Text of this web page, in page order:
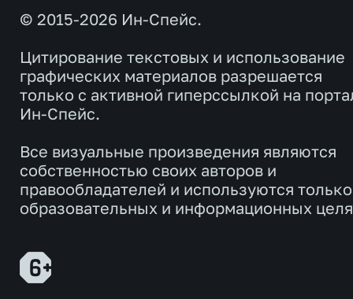
© 2015-2026 Ин-Спейс.
Цитирование текстовых и использование
графических материалов разрешается
только с активной гиперссылкой на
Ин-Спейс.
Все визуальные произведения являются
собственностью своих авторов и
правообладателей и используются
образовательных и информационных